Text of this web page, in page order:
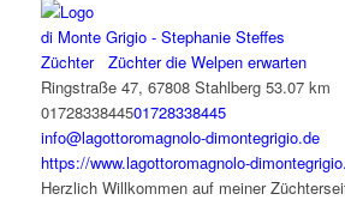
di Monte Grigio - Stephanie Steffes
Züchter
Züchter die Welpen erwarten
Ringstraße 47, 67808 Stahlberg 53.07 km
0172833844501728338445
info@lagottoromagnolo-dimontegrigio.de
https://www.lagottoromagnolo-
Herzlich Willkommen auf meiner